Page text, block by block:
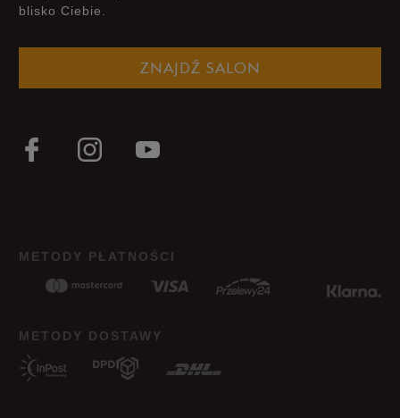
blisko Ciebie.
ZNAJDŹ SALON
METODY PŁATNOŚCI
METODY DOSTAWY